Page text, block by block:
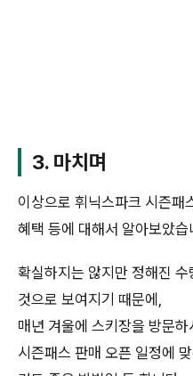
3. 마치며
이상으로 휘닉스파크 시즌패
혜택 등에 대해서 알아보았습
확실하지는 않지만 정해진
것으로 보여지기 때문에,
매년 겨울에 스키장을 방문
시즌패스 판매 오픈 일정에